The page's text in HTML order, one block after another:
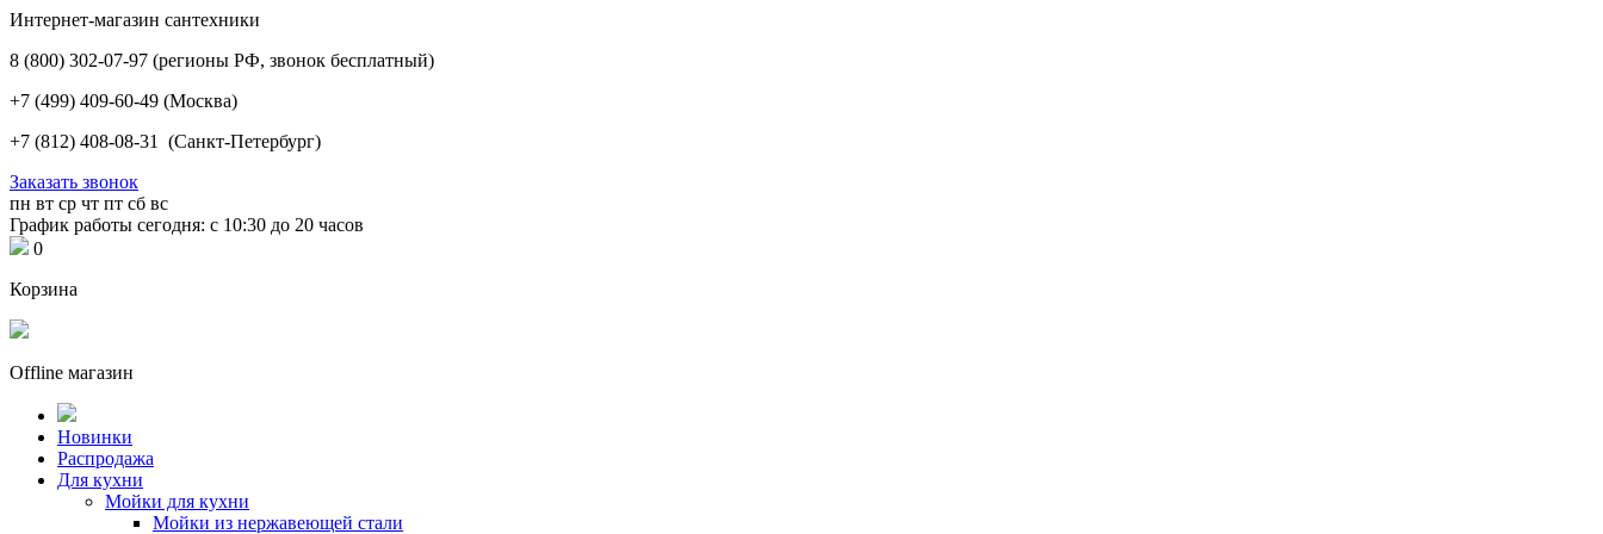
Интернет-магазин сантехники
8 (800) 302-07-97 (регионы РФ, звонок бесплатный)
+7 (499) 409-60-49 (Москва)
+7 (812) 408-08-31 (Санкт-Петербург)
Заказать звонок
пн вт ср чт пт сб вс
График работы сегодня: с 10:30 до 20 часов
0
Корзина
Offline магазин
Новинки
Распродажа
Для кухни
Мойки для кухни
Мойки из нержавеющей стали